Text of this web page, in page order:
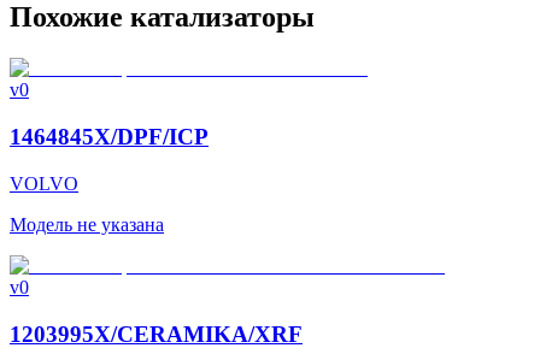
Похожие катализаторы
v0
1464845X/DPF/ICP
VOLVO
Модель не указана
v0
1203995X/CERAMIKA/XRF